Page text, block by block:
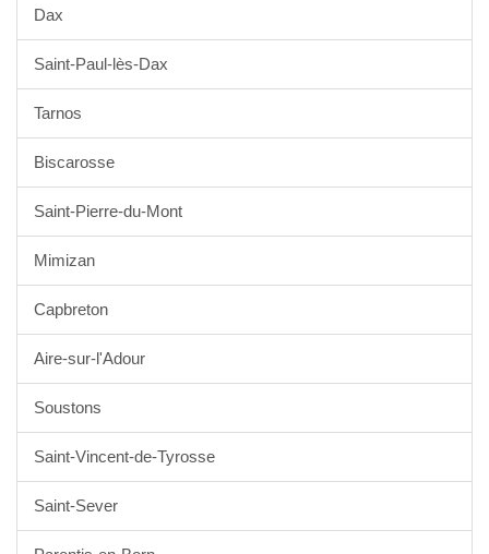
Dax
Saint-Paul-lès-Dax
Tarnos
Biscarosse
Saint-Pierre-du-Mont
Mimizan
Capbreton
Aire-sur-l'Adour
Soustons
Saint-Vincent-de-Tyrosse
Saint-Sever